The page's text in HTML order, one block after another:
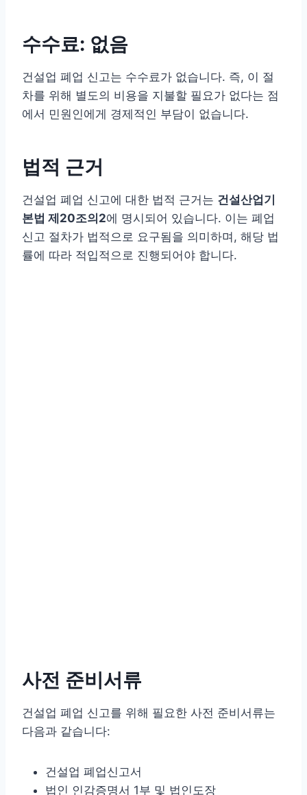
수수료: 없음
건설업 폐업 신고는 수수료가 없습니다. 즉, 이 절
차를 위해 별도의 비용을 지불할 필요가 없다는 점
에서 민원인에게 경제적인 부담이 없습니다.
법적 근거
건설업 폐업 신고에 대한 법적 근거는 건설산업기
본법 제20조의2에 명시되어 있습니다. 이는 폐업
신고 절차가 법적으로 요구됨을 의미하며, 해당 법
률에 따라 적입적으로 진행되어야 합니다.
사전 준비서류
건설업 폐업 신고를 위해 필요한 사전 준비서류는
다음과 같습니다:
건설업 폐업신고서
법인 인감증명서 1부 및 법인도장